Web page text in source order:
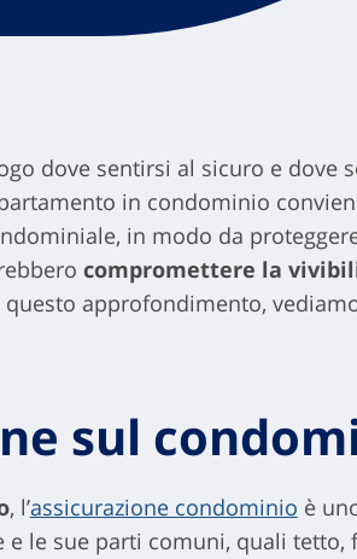
dove sentirsi al sicuro e dove
in condominio
in modo da
compromettere la
approfondimento,
sul
, l’assicurazione condominio è
le sue parti comuni, quali tetto,